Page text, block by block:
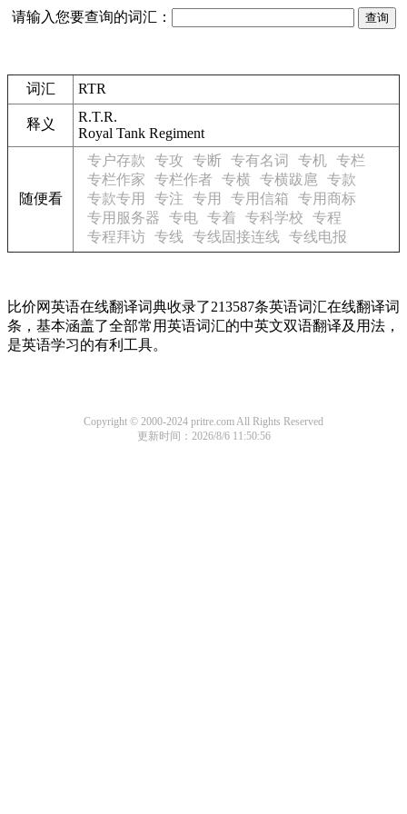
请输入您要查询的词汇：
词汇 RTR
释义
R.T.R.
Royal Tank Regiment
随便看
专户存款 专攻 专断 专有名词 专机 专栏
专栏作家
专栏作者 专横 专横跋扈
专款
专款专用
专注 专用 专用信箱
专用商标
专用服务器
专电 专着 专科学校
专程
专程拜访 专线 专线固接连线 专线电报
比价网英语在线翻译词典收录了213587条英语词汇在线翻译词
条，基本涵盖了全部常用英语词汇的中英文双语翻译及用法，
是英语学习的有利工具。
Copyright © 2000-2024 pritre.com All Rights Reserved
更新时间：2026/8/6 11:50:56